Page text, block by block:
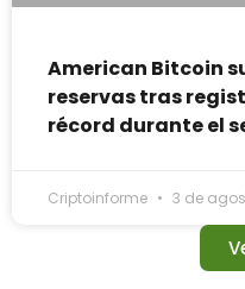
American Bitcoin
reservas tras
récord durante el
Criptoinforme 3 de